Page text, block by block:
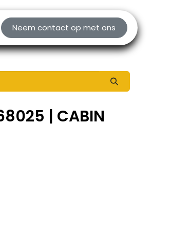
Neem contact op met ons
| CABIN